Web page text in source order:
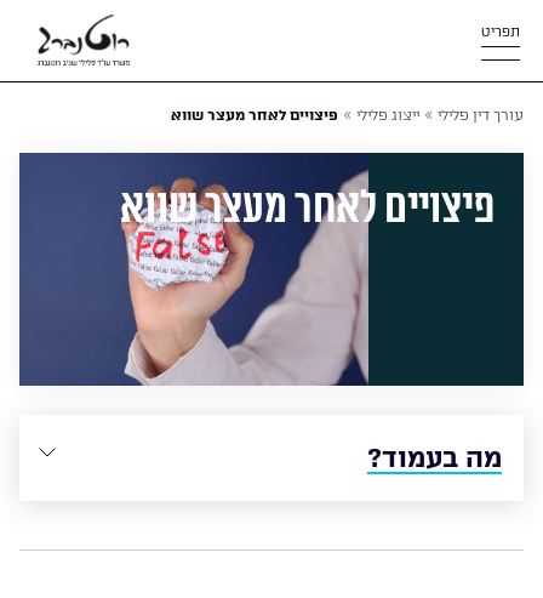
תפריט
עורך דין פלילי » ייצוג פלילי » פיצויים לאחר מעצר שווא
פיצויים לאחר מעצר שווא
מה בעמוד?